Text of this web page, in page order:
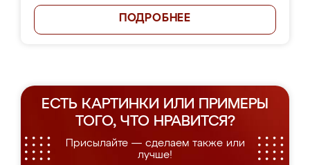
ПОДРОБНЕЕ
ЕСТЬ КАРТИНКИ ИЛИ ПРИМЕРЫ
ТОГО, ЧТО НРАВИТСЯ?
Присылайте — сделаем также или
лучше!